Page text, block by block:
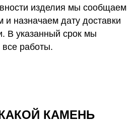
изделия мы сообщаем
и назначаем дату доставки
В указанный срок мы
работы.
КАМЕНЬ